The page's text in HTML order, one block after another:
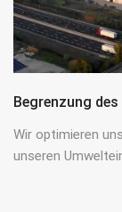
Begrenzung
Wir optimieren
unseren